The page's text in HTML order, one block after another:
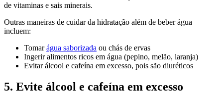
de vitaminas e sais minerais.
Outras maneiras de cuidar da hidratação além de beber água
incluem:
Tomarágua saborizada ou chás de ervas
Ingerir alimentos ricos em água (pepino, melão, laranja)
Evitar álcool e cafeína em excesso, pois são diuréticos
5. Evite álcool e cafeína em excesso